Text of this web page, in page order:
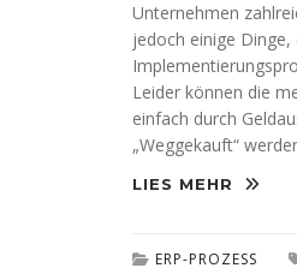
Unternehmen
jedoch einige
Leider können die
einfach durch
„Weggekauft“
LIES MEHR
ERP-PROZESS